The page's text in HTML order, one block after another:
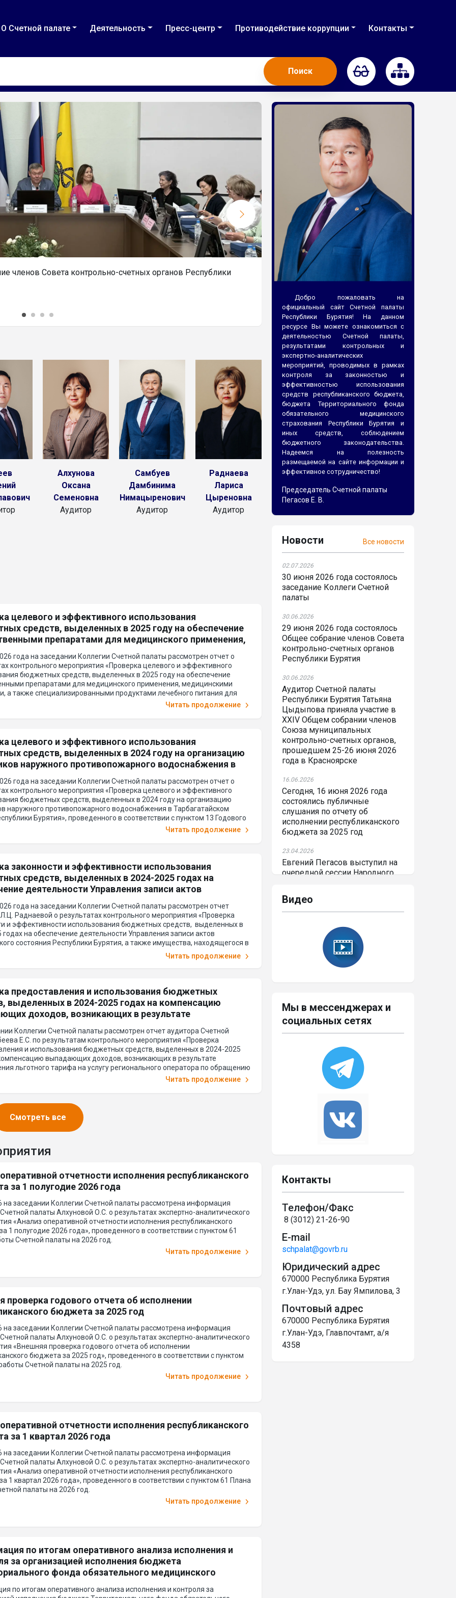
О Счетной палате Деятельность Пресс-центр Противодействие коррупции Контакты
Поиск
членов Совета контрольно-счетных органов Республики
Аудитор Счетной палаты Республики
собрании членов Союза муниципальных
года в Красноярске
Подробнее
Алхунова
Оксана
Семеновна
Аудитор
Самбуев
Дамбинима
Нимацыренович
Аудитор
Раднаева
Лариса
Цыреновна
Аудитор
целевого и эффективного использования
средств, выделенных в 2025 году на обеспечение
препаратами для медицинского применения,
лечебного питания для больных с орфанными
года на заседании Коллегии Счетной палаты рассмотрен отчет о
контрольного мероприятия «Проверка целевого и эффективного
бюджетных средств, выделенных в 2025 году на обеспечение
препаратами для медицинского применения, медицинскими
а также специализированными продуктами лечебного питания для
орфанными заболеваниями», проведенного в соответствии с пунктом 14
работы Счетной палаты РБ на 2026 год. В результате проведенного
Читать продолжение
целевого и эффективного использования
средств, выделенных в 2024 году на организацию
наружного противопожарного водоснабжения в
года на заседании Коллегии Счетной палаты рассмотрен отчет о
контрольного мероприятия «Проверка целевого и эффективного
бюджетных средств, выделенных в 2024 году на организацию
наружного противопожарного водоснабжения в Тарбагатайском
Бурятия», проведенного в соответствии с пунктом 13 Годового
Счетной палаты РБ на 2026 год. В результате проведенного
мероприятия установлено следующее.
Читать продолжение
законности и эффективности использования
средств, выделенных в 2024-2025 годах на
деятельности Управления записи актов
находящегося в оперативном управлении
года на заседании Коллегии Счетной палаты рассмотрен отчет
Раднаевой о результатах контрольного мероприятия «Проверка
и эффективности использования бюджетных средств, выделенных в
годах на обеспечение деятельности Управления записи актов
состояния Республики Бурятия, а также имущества, находящегося в
управлении», проведенного в соответствии с п. 11 годового плана
палаты Республики Бурятия на 2026 год.
Читать продолжение
предоставления и использования бюджетных
выделенных в 2024-2025 годах на компенсацию
доходов, возникающих в результате
по обращению с твердыми коммунальными
Коллегии Счетной палаты рассмотрен отчет аудитора Счетной
Е.С. по результатам контрольного мероприятия «Проверка
и использования бюджетных средств, выделенных в 2024-2025
выпадающих доходов, возникающих в результате
льготного тарифа на услугу регионального оператора по обращению
Читать продолжение
Смотреть все
отчетности исполнения республиканского
за 1 полугодие 2026 года
на заседании Коллегии Счетной палаты рассмотрена информация
палаты Алхуновой О.С. о результатах экспертно-аналитического
«Анализ оперативной отчетности исполнения республиканского
1 полугодие 2026 года», проведенного в соответствии с пунктом 61
Счетной палаты на 2026 год.
Читать продолжение
проверка годового отчета об исполнении
бюджета за 2025 год
на заседании Коллегии Счетной палаты рассмотрена информация
палаты Алхуновой О.С. о результатах экспертно-аналитического
«Внешняя проверка годового отчета об исполнении
бюджета за 2025 год», проведенного в соответствии с пунктом
Счетной палаты на 2025 год.
Читать продолжение
отчетности исполнения республиканского
за 1 квартал 2026 года
на заседании Коллегии Счетной палаты рассмотрена информация
палаты Алхуновой О.С. о результатах экспертно-аналитического
«Анализ оперативной отчетности исполнения республиканского
1 квартал 2026 года», проведенного в соответствии с пунктом 61 Плана
палаты на 2026 год.
Читать продолжение
по итогам оперативного анализа исполнения и
за организацией исполнения бюджета
фонда обязательного медицинского
по итогам оперативного анализа исполнения и контроля за
Добро пожаловать на
официальный сайт Счетной палаты
Республики Бурятия! На данном
ресурсе Вы можете ознакомиться с
деятельностью Счетной палаты,
результатами контрольных и
экспертно-аналитических
мероприятий, проводимых в рамках
контроля за законностью и
эффективностью использования
средств республиканского бюджета,
бюджета Территориального фонда
обязательного медицинского
страхования Республики Бурятия и
иных средств, соблюдением
бюджетного законодательства.
Надеемся на полезность
размещаемой на сайте информации и
эффективное сотрудничество!
Председатель Счетной палаты
Пегасов Е. В.
Новости Все новости
02.07.2026
30 июня 2026 года состоялось
заседание Коллеги Счетной
палаты
30.06.2026
29 июня 2026 года состоялось
Общее собрание членов Совета
контрольно-счетных органов
Республики Бурятия
30.06.2026
Аудитор Счетной палаты
Республики Бурятия Татьяна
Цыдыпова приняла участие в
XXIV Общем собрании членов
Союза муниципальных
контрольно-счетных органов,
прошедшем 25-26 июня 2026
года в Красноярске
16.06.2026
Сегодня, 16 июня 2026 года
состоялись публичные
слушания по отчету об
исполнении республиканского
бюджета за 2025 год
23.04.2026
Евгений Пегасов выступил на
очередной сессии Народного
отчетом о работе Счетной
палаты РБ за 2025 год
Видео
Мы в мессенджерах и
социальных сетях
Контакты
Телефон/Факс
8 (3012) 21-26-90
E-mail
schpalat@govrb.ru
Юридический адрес
670000 Республика Бурятия
г.Улан-Удэ, ул. Бау Ямпилова, 3
Почтовый адрес
670000 Республика Бурятия
г.Улан-Удэ, Главпочтамт, а/я
4358